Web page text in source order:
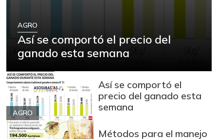
AGRO
Así se comportó el precio del
ganado esta semana
AGRO
Así se comportó el
precio del ganado esta
semana
Métodos para el manejo